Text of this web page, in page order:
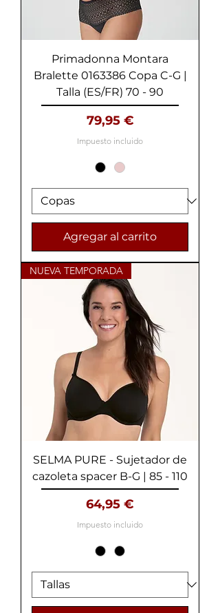
Primadonna Montara
Bralette 0163386 Copa C-G |
Talla (ES/FR) 70 - 90
Precio
79,95 €
Impuesto incluido
Agregar al carrito
NUEVA TEMPORADA
SELMA PURE - Sujetador de
cazoleta spacer B-G | 85 - 110
Precio
64,95 €
Impuesto incluido